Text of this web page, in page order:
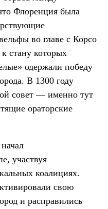
Флоренция была
во главе с Корсо
стану которых
одержали победу
В 1300 году
совет — именно тут
ораторские
участвуя
коалициях.
свою
и расправились